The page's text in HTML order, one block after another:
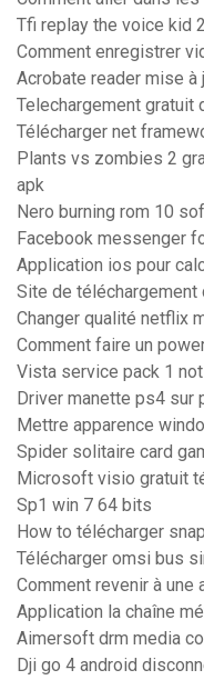
Tfi replay the voice kid
Comment enregistrer
Acrobate reader mise à
Telechargement gratuit
Télécharger net
Plants vs zombies 2
apk
Nero burning rom 10
Facebook messenger
Application ios pour
Site de téléchargement
Changer qualité netflix
Comment faire un
Vista service pack 1
Driver manette ps4 sur
Mettre apparence
Spider solitaire card
Microsoft visio gratuit
Sp1 win 7 64 bits
How to télécharger
Télécharger omsi bus
Comment revenir à
Application la chaîne
Aimersoft drm media
Dji go 4 android